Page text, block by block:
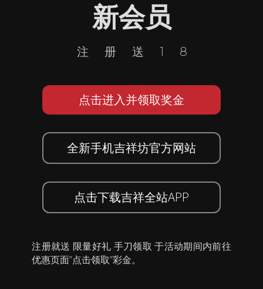
新会员
注册送18
点击进入并领取奖金
全新手机吉祥坊官方网站
点击下载吉祥全站APP
注册就送 限量好礼 手刀领取 于活动期间内前往
优惠页面”点击领取”彩金。